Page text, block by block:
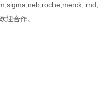
rnd,
迎合作。